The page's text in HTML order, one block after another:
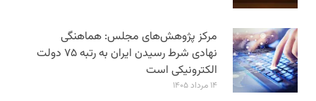
مرکز پژوهش‌های مجلس: هماهنگی
نهادی شرط رسیدن ایران به رتبه ۷۵ دولت
الکترونیکی است
۱۴ مرداد ۱۴۰۵